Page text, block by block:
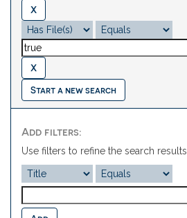
Start a new search
Add filters:
Use filters to refine the search results.